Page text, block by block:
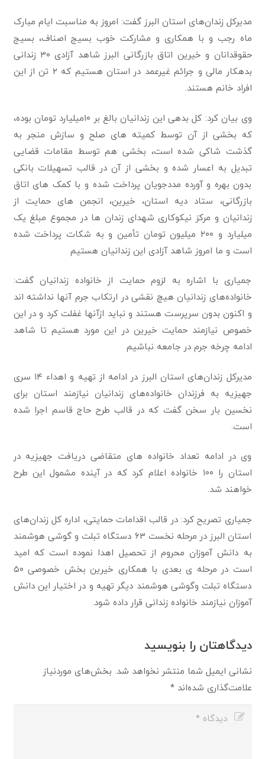
مدیرکل زندان‌های استان البرز گفت: امروز به مناسبت ایام مبارک
ماه رجب و با همکاری و مشارکت ‏خوب بسیج اصناف، بسیج
حقوقدانان و خیرین اتاق بازرگانی البرز شاهد آزادی ۳۰ زندانی
بدهکار ‏مالی و جرائم غیرعمد در استان هستیم که ۲ تن از این
افراد خانم هستند.‏
وی بیان کرد: کل بدهی این زندانیان بالغ بر ۱۰میلیارد تومان بوده،
که بخشی از آن توسط کمیته های ‏صلح و سازش منجر به
گذشت شاکی شده است، بخشی هم توسط مقامات قضایی
تبدیل به اعسار شده ‏و بخشی از آن در قالب تسهیلات بانکی
بدون بهره و آورده مددجویان پرداخت شده و با کمک های ‏اتاق
بازرگانی، ستاد دیه استان، خیرین، انجمن های حمایت از
زندانیان و مرکز نیکوکاری شهدای ‏زندان ها در مجموع مبلغ یک
میلیارد و ۲۰۰ میلیون تومان تأمین و به شکات پرداخت شده
است و ما امروز ‏شاهد آزادی این زندانیان هستیم‎
جمیاری با اشاره به لزوم حمایت از خانواده زندانیان گفت:
خانواده‌های زندانیان هیچ نقشی در ارتکاب ‏جرم آنها نداشته اند
و اکنون بدون سرپرست هستند و نباید ازآنها غفلت کرد و در این
خصوص نیازمند ‏حمایت خیرین در این مورد هستیم تا شاهد
ادامه چرخه جرم در جامعه نباشیم‎
‎مدیرکل زندان‌های استان البرز در ادامه از تهیه و اهداء ۱۴ سری
جهیزیه به فرزندان خانواده‌های ‏زندانیان نیازمند استان برای
نخسین بار سخن گفت که در قالب طرح حاج قاسم اجرا شده
است.
وی در ادامه تعداد ‏خانواده های متقاضی دریافت جهیزیه در
استان را ۱۰۰ خانواده اعلام کرد که در آینده مشمول این ‏طرح
خواهند شد.‏
جمیاری تصریح کرد: در قالب اقدامات حمایتی، اداره کل زندان‌های
استان البرز در مرحله نخست ۶۳ ‏دستگاه تبلت و گوشی هوشمند
به دانش آموزان محروم از تحصیل اهدا نموده است که امید
است در ‏مرحله ی بعدی با همکاری خیرین بخش خصوصی ۵۰
دستگاه تبلت وگوشی هوشمند دیگر تهیه و در ‏اختیار این دانش
آموزان نیازمند خانواده زندانی قرار داده شود.
دیدگاهتان را بنویسید
نشانی ایمیل شما منتشر نخواهد شد. بخش‌های موردنیاز
علامت‌گذاری شده‌اند*